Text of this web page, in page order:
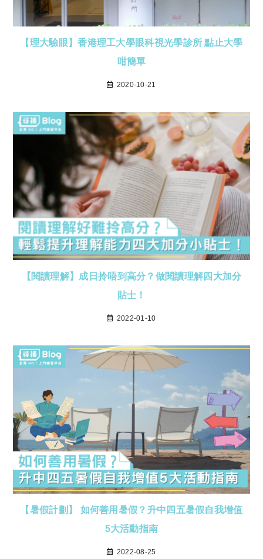
【理大驗眼】香港理工大學眼科視光學診所 點止大學
咁簡單
2020-10-21
【閱讀理解】成日拎唔到高分？做閱讀理解四大加分
貼士！
2022-01-10
【暑假計劃】 如何善用暑假？升中四五暑假自我增值
5大活動指南
2022-08-25